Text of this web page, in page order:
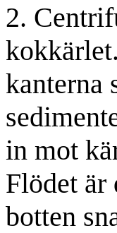
2.
kanterna
in mot
Flödet
botten